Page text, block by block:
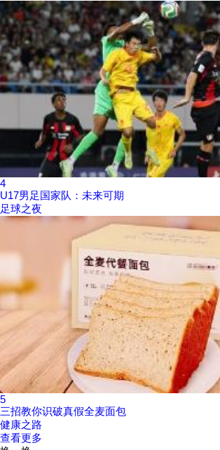
4
U17男足国家队：未来可期
足球之夜
5
三招教你识破真假全麦面包
健康之路
查看更多